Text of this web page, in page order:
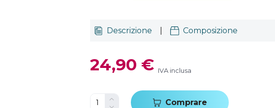
Descrizione Composizione
24,90 € IVA inclusa
Comprare